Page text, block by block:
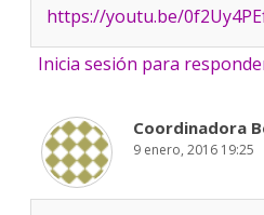
https://youtu.be/
Inicia sesión para
Coordinadora
9 enero, 2016 19:25